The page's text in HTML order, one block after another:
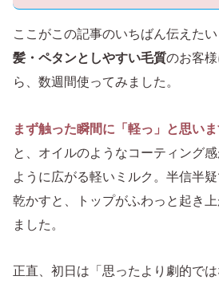
ここがこの記事のいちばん伝えたい
髪・ペタンとしやすい毛質のお客
ら、数週間使ってみました。
まず触った瞬間に「軽っ」と思いま
と、オイルのようなコーティング
ように広がる軽いミルク。半信半
乾かすと、トップがふわっと起き
ました。
正直、初日は「思ったより劇的で